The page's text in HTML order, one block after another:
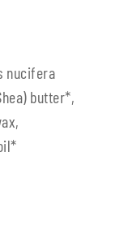
nucifera
butter*,